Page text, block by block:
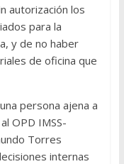
autorización los
para la
y de no haber
de oficina que
persona ajena a
OPD IMSS-
Torres
internas